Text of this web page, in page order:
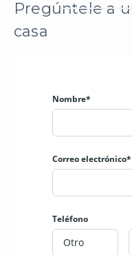
Pregúntele a
casa
Nombre*
Correo electrónico*
Teléfono